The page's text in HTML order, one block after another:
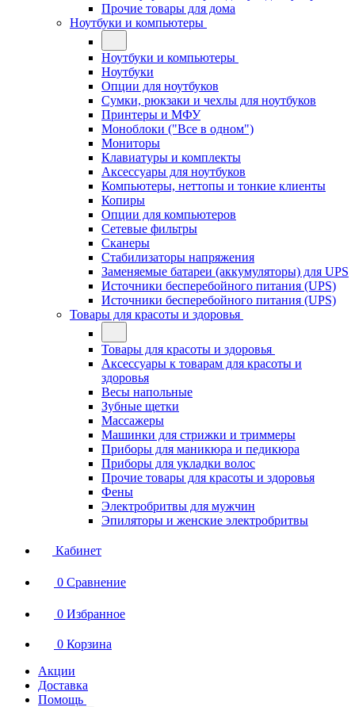
Прочие товары для дома
Ноутбуки и компьютеры
Ноутбуки и компьютеры
Ноутбуки
Опции для ноутбуков
Сумки, рюкзаки и чехлы для ноутбуков
Принтеры и МФУ
Моноблоки ("Все в одном")
Мониторы
Клавиатуры и комплекты
Аксессуары для ноутбуков
Компьютеры, неттопы и тонкие клиенты
Копиры
Опции для компьютеров
Сетевые фильтры
Сканеры
Стабилизаторы напряжения
Заменяемые батареи (аккумуляторы) для UPS
Источники бесперебойного питания (UPS)
Источники бесперебойного питания (UPS)
Товары для красоты и здоровья
Товары для красоты и здоровья
Аксессуары к товарам для красоты и
здоровья
Весы напольные
Зубные щетки
Массажеры
Машинки для стрижки и триммеры
Приборы для маникюра и педикюра
Приборы для укладки волос
Прочие товары для красоты и здоровья
Фены
Электробритвы для мужчин
Эпиляторы и женские электробритвы
Кабинет
0 Сравнение
0 Избранное
0 Корзина
Акции
Доставка
Помощь